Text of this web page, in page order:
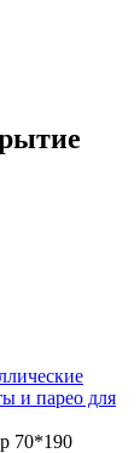
и парео для
70*190